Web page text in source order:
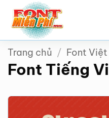
qua
dung
Trang chủ / Font
Font Tiếng